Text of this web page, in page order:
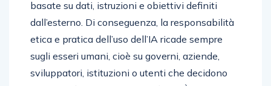
basate su dati, istruzioni e obiettivi definiti
dall’esterno. Di conseguenza, la responsabilità
etica e pratica dell’uso dell’IA ricade sempre
sugli esseri umani, cioè su governi, aziende,
sviluppatori, istituzioni o utenti che decidono